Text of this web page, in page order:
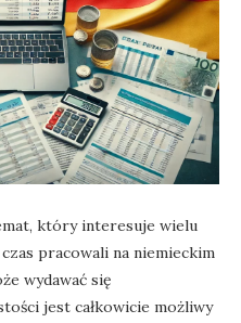
który interesuje wielu
pracowali na niemieckim
wydawać się
jest całkowicie możliwy